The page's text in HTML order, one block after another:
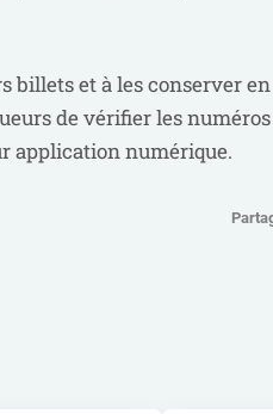
billets et à les conserver en
de vérifier les numéros
application numérique.